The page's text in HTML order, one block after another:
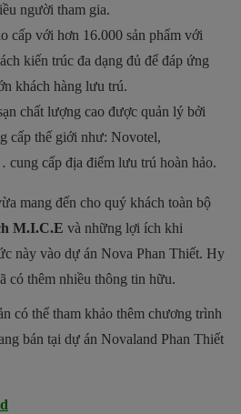
người tham gia.
cấp với hơn 16.000 sản phẩm với
kiến trúc đa dạng đủ để đáp ứng
khách hàng lưu trú.
chất lượng cao được quản lý bởi
cấp thế giới như: Novotel,
cấp địa điểm lưu trú hoàn hảo.
mang đến cho quý khách toàn bộ
M.I.C.E và những lợi ích khi
này vào dự án Nova Phan Thiết. Hy
có thêm nhiều thông tin hữu.
có thể tham khảo thêm chương trình
bán tại dự án Novaland Phan Thiết